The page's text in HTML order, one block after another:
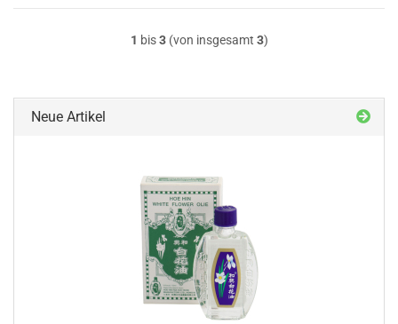
1 bis3(von insgesamt 3)
Neue Artikel